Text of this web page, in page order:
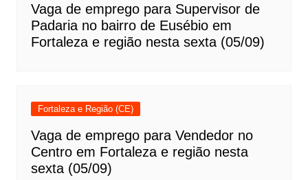
Vaga de emprego para Supervisor de
Padaria no bairro de Eusébio em
Fortaleza e região nesta sexta (05/09)
Fortaleza e Região (CE)
Vaga de emprego para Vendedor no
Centro em Fortaleza e região nesta
sexta (05/09)